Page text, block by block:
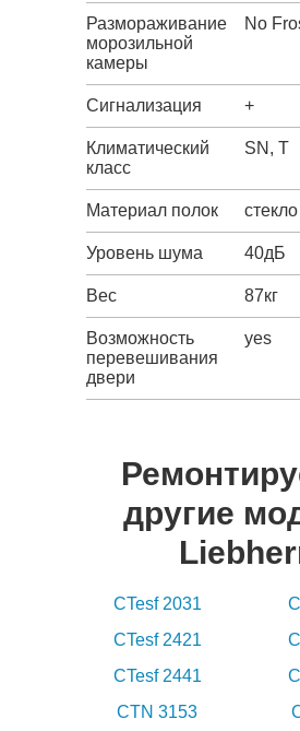
Размораживание
морозильной
камеры
No
Сигнализация +
Климатический
класс
SN, T
Материал полок стекло
Уровень шума 40дБ
Вес 87кг
Возможность
перевешивания
двери
yes
другие
CTesf 2031
CTesf 2421
CTesf 2441
CTN 3153